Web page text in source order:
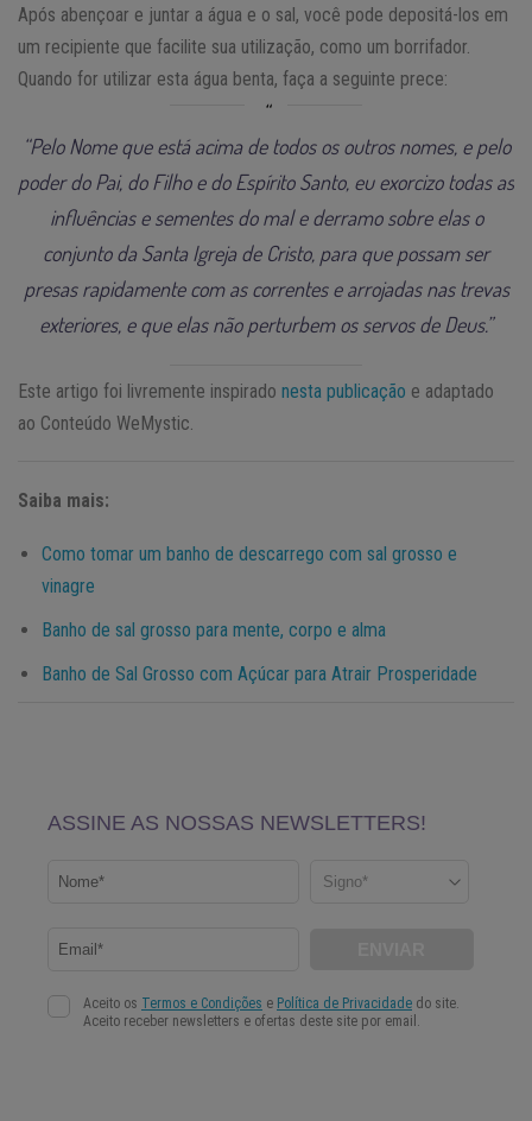
Após abençoar e juntar a água e o sal, você pode depositá-los em
um recipiente que facilite sua utilização, como um borrifador.
Quando for utilizar esta água benta, faça a seguinte prece:
“Pelo Nome que está acima de todos os outros nomes, e pelo
poder do Pai, do Filho e do Espírito Santo, eu exorcizo todas as
influências e sementes do mal e derramo sobre elas o
conjunto da Santa Igreja de Cristo, para que possam ser
presas rapidamente com as correntes e arrojadas nas trevas
exteriores, e que elas não perturbem os servos de Deus.”
Este artigo foi livremente inspirado nesta publicação e adaptado
ao Conteúdo WeMystic.
Saiba mais:
Como tomar um banho de descarrego com sal grosso e
vinagre
Banho de sal grosso para mente, corpo e alma
Banho de Sal Grosso com Açúcar para Atrair Prosperidade